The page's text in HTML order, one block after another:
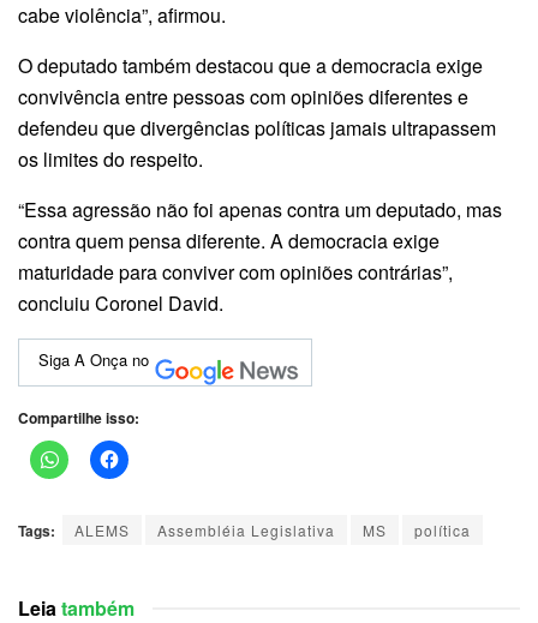
cabe violência”, afirmou.
O deputado também destacou que a democracia exige
convivência entre pessoas com opiniões diferentes e
defendeu que divergências políticas jamais ultrapassem
os limites do respeito.
“Essa agressão não foi apenas contra um deputado, mas
contra quem pensa diferente. A democracia exige
maturidade para conviver com opiniões contrárias”,
concluiu Coronel David.
Siga A Onça no
Compartilhe isso:
Tags: ALEMS Assembléia Legislativa MS política
Leiatambém